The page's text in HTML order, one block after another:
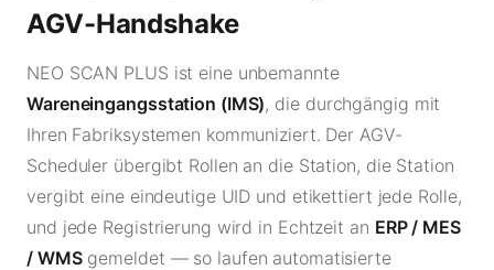
AGV-Handshake
NEO SCAN PLUS ist eine unbemannte
Wareneingangsstation (IMS), die durchgängig mit
Ihren Fabriksystemen kommuniziert. Der AGV-
Scheduler übergibt Rollen an die Station, die Station
vergibt eine eindeutige UID und etikettiert jede Rolle,
und jede Registrierung wird in Echtzeit an ERP / MES
/ WMSgemeldet — so laufen automatisierte